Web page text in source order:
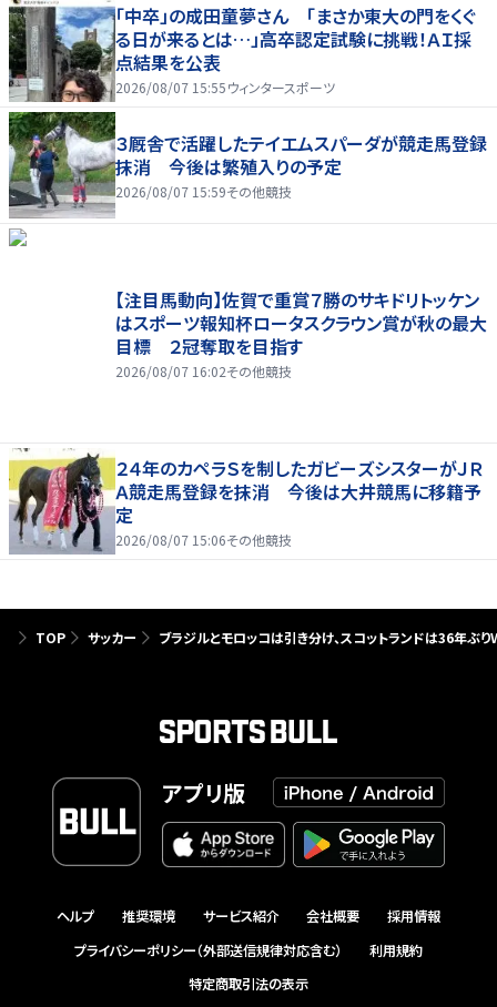
「中卒」の成田童夢さん 「まさか東大の門をくぐ
る日が来るとは…」高卒認定試験に挑戦！ＡＩ採
点結果を公表
2026/08/07 15:55ウィンタースポーツ
３厩舎で活躍したテイエムスパーダが競走馬登録
抹消 今後は繁殖入りの予定
2026/08/07 15:59その他競技
【注目馬動向】佐賀で重賞７勝のサキドリトッケン
はスポーツ報知杯ロータスクラウン賞が秋の最大
目標 ２冠奪取を目指す
2026/08/07 16:02その他競技
２４年のカペラＳを制したガビーズシスターがＪＲ
Ａ競走馬登録を抹消 今後は大井競馬に移籍予
定
2026/08/07 15:06その他競技
TOP サッカー ブラジルとモロッコは引き分け、スコットランドは36年ぶ
アプリ版
ヘルプ 推奨環境 サービス紹介 会社概要
採用情報
プライバシーポリシー（外部送信規律対応含む）
利用規約
特定商取引法の表示